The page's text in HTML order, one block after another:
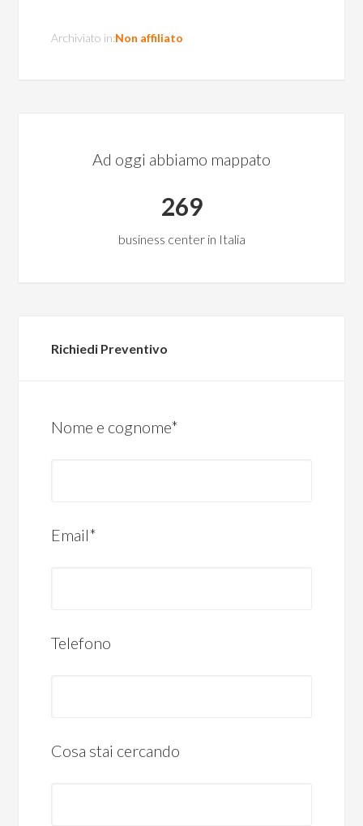
Archiviato in:Non affiliato
Ad oggi abbiamo mappato
269
business center in Italia
Richiedi Preventivo
Nome e cognome*
Email*
Telefono
Cosa stai cercando